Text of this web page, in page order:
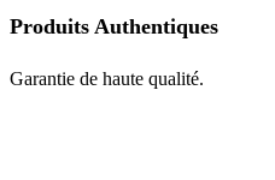
la
produit
Produits Authentiques
Garantie de haute qualité.